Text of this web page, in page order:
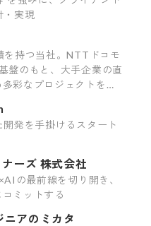
・実現
を持つ当社。NTTドコモ
盤のもと、大手企業の直
彩なプロジェクトを手
発を手掛けるスタート
ーズ 株式会社
の最前線を切り開き、
ミットする
ニアのミカタ